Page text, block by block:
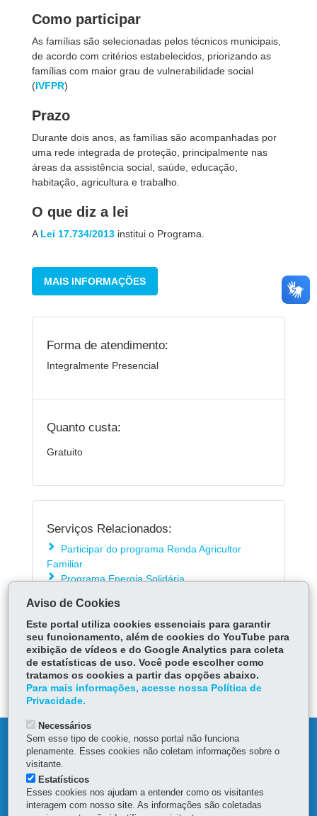
Como participar
As famílias são selecionadas pelos técnicos municipais,
de acordo com critérios estabelecidos, priorizando as
famílias com maior grau de vulnerabilidade social
(IVFPR)
Prazo
Durante dois anos, as famílias são acompanhadas por
uma rede integrada de proteção, principalmente nas
áreas da assistência social, saúde, educação,
habitação, agricultura e trabalho.
O que diz a lei
A Lei 17.734/2013 institui o Programa.
MAIS INFORMAÇÕES
Forma de atendimento:
Integralmente Presencial
Quanto custa:
Gratuito
Serviços Relacionados:
Participar do programa Renda Agricultor
Familiar
Programa Energia Solidária
Solicitar adesão ao programa Água Solidária
ÓRGÃO RESPONSÁVEL
DEIXE SUA OPINIÃO
MAPA DO SITE
DENUNCIE CORRUPÇÃO
Aviso de Cookies
Este portal utiliza cookies essenciais para garantir
seu funcionamento, além de cookies do YouTube para
exibição de vídeos e do Google Analytics para coleta
de estatísticas de uso. Você pode escolher como
tratamos os cookies a partir das opções abaixo.
Para mais informações, acesse nossa Política de
Privacidade.
Necessários
Sem esse tipo de cookie, nosso portal não funciona
plenamente. Esses cookies não coletam informações sobre o
visitante.
Estatísticos
Esses cookies nos ajudam a entender como os visitantes
interagem com nosso site. As informações são coletadas